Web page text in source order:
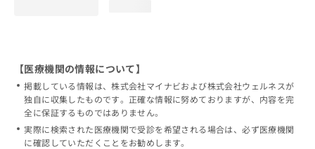
【医療機関の情報について】
掲載している情報は、株式会社マイナビおよび株式会社ウェルネスが
独自に収集したものです。正確な情報に努めておりますが、内容を完
全に保証するものではありません。
実際に検索された医療機関で受診を希望される場合は、必ず医療機関
に確認していただくことをお勧めします。